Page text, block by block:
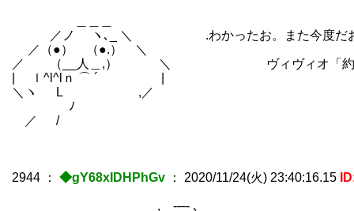
／ノ ヽ､_ ＼ .わかったお。また今度だ
／（●） （●.） ＼
／ （__人＿,） ＼ ヴィヴィオ「約束だよ
| ｌ^l^lｎ ⌒ ´ |
＼ヽ L ,／
ゝ ﾉ
／ /
2944 ： ◆gY68xIDHPhGv ： 2020/11/24(火) 23:40:16.15
, -─- ､